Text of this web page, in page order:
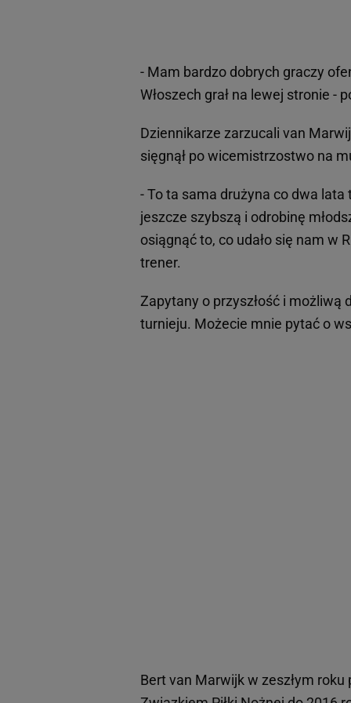
- Mam bardzo dobrych graczy
Włoszech grał na lewej stronie -
Dziennikarze zarzucali van
sięgnął po wicemistrzostwo na
- To ta sama drużyna co dwa
jeszcze szybszą i odrobinę
osiągnąć to, co udało się nam w
trener.
Zapytany o przyszłość i możliwą
turnieju. Możecie mnie pytać o
Bert van Marwijk w zeszłym